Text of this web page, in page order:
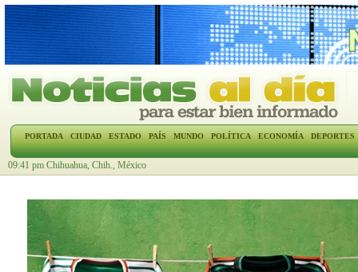
PORTADA CIUDAD ESTADO PAÍS MUNDO POLÍTICA ECONOMÍA DEPORTES
09:41 pm Chihuahua, Chih., México